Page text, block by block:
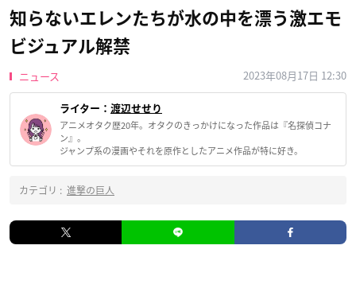
知らないエレンたちが水の中を漂う激エモ
ビジュアル解禁
ニュース 2023年08月17日 12:30
ライター： 渡辺せせり
アニメオタク歴20年。オタクのきっかけになった作品は『名探偵コナ
ン』。
ジャンプ系の漫画やそれを原作としたアニメ作品が特に好き。
カテゴリ : 進撃の巨人